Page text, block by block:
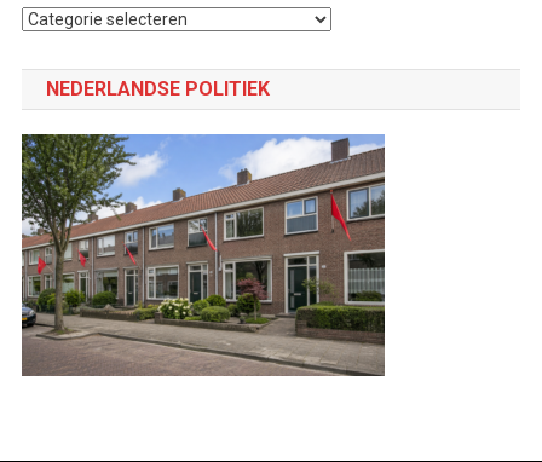
Selecteer
categorie
NEDERLANDSE POLITIEK